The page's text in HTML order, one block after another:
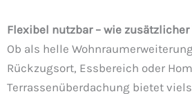
Flexibel nutzbar – wie zusätzlicher
Ob als helle
Rückzugsort, Essbereich oder
Terrassenüberdachung bietet